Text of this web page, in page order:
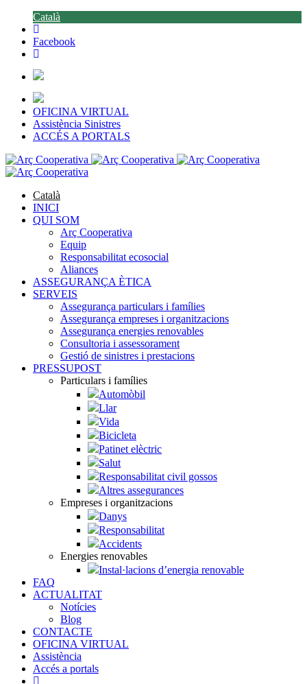
Català
Facebook
OFICINA VIRTUAL
Assistència Sinistres
ACCÉS A PORTALS
Català
INICI
QUI SOM
Arç Cooperativa
Equip
Responsabilitat ecosocial
Aliances
ASSEGURANÇA ÈTICA
SERVEIS
Assegurança particulars i famílies
Assegurança empreses i organitzacions
Assegurança energies renovables
Consultoria i assessorament
Gestió de sinistres i prestacions
PRESSUPOST
Particulars i famílies
Automòbil
Llar
Vida
Bicicleta
Patinet elèctric
Salut
Responsabilitat civil gossos
Altres assegurances
Empreses i organitzacions
Danys
Responsabilitat
Accidents
Energies renovables
Instal·lacions d’energia renovable
FAQ
ACTUALITAT
Notícies
Blog
CONTACTE
OFICINA VIRTUAL
Assistència
Accés a portals